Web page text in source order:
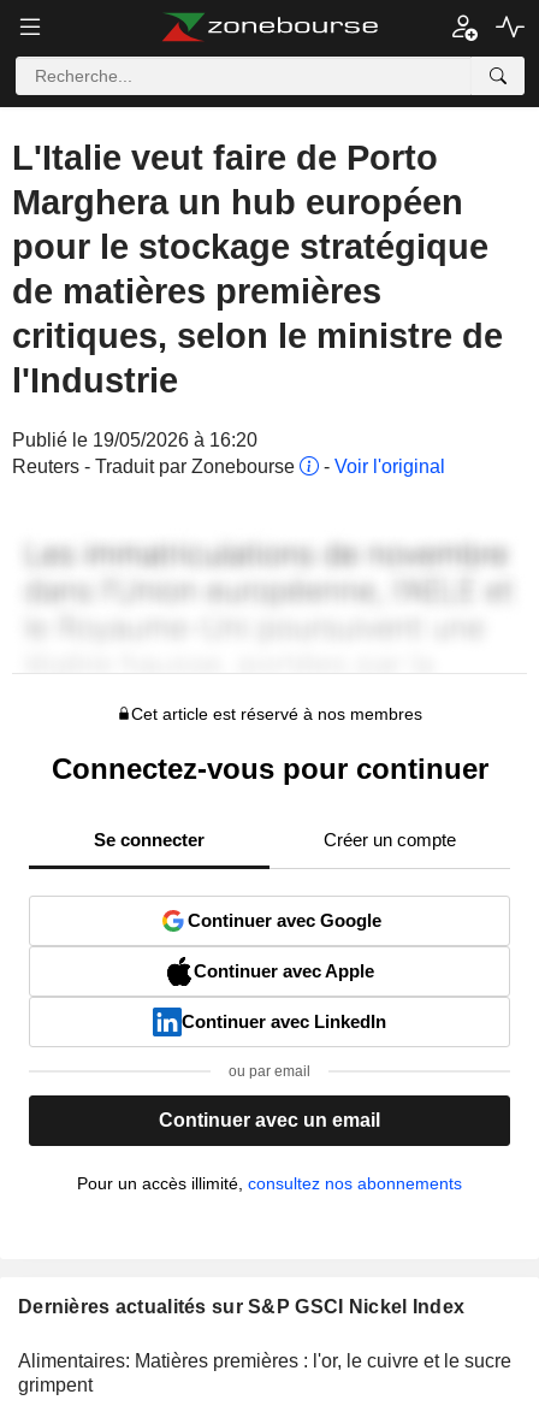
L'Italie veut faire de Porto
Marghera un hub européen
pour le stockage stratégique
de matières premières
critiques, selon le ministre de
l'Industrie
Publié le 19/05/2026 à 16:20
Reuters - Traduit par Zonebourse
- Voir l'original
Cet article est réservé à nos membres
Connectez-vous pour continuer
Se connecter Créer un compte
Continuer avec Google
Continuer avec Apple
Continuer avec LinkedIn
ou par email
Continuer avec un email
Pour un accès illimité, consultez nos abonnements
Dernières actualités sur S&P GSCI Nickel Index
Alimentaires: Matières premières : l'or, le cuivre et le sucre
grimpent